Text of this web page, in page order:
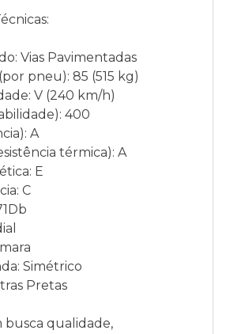
Vias Pavimentadas
pneu): 85 (515 kg)
V (240 km/h)
400
A
térmica): A
E
C
Simétrico
Pretas
busca qualidade,